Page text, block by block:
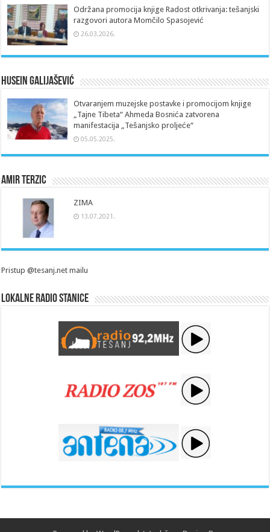
Održana promocija knjige Radost otkrivanja: tešanjski
razgovori autora Momčilo Spasojević
26.03.2026.
Husein Galijašević
Otvaranjem muzejske postavke i promocijom knjige
„Tajne Tibeta“ Ahmeda Bosnića zatvorena
manifestacija „Tešanjsko proljeće“
05.05.2025.
Amir Terzic
ZIMA
13.07.2021.
Pristup @tesanj.net mailu
Lokalne radio stanice